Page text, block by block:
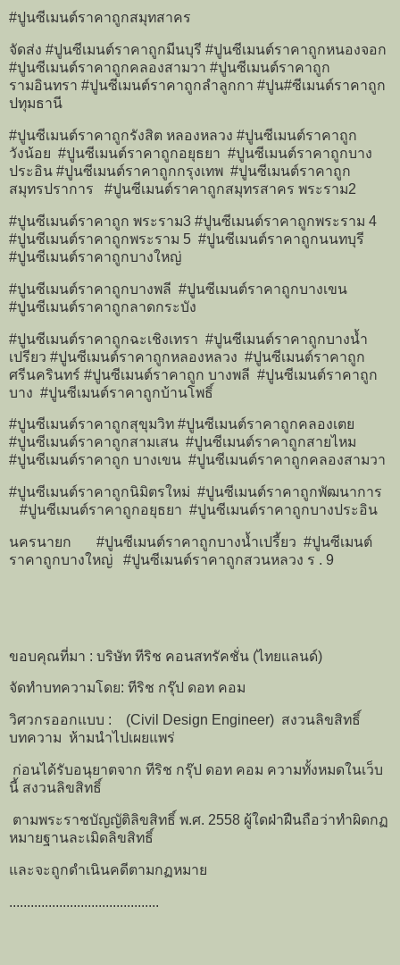
#ปูนซีเมนต์ราคาถูกสมุทสาคร
จัดส่ง #ปูนซีเมนต์ราคาถูกมีนบุรี #ปูนซีเมนต์ราคาถูกหนองจอก
#ปูนซีเมนต์ราคาถูกคลองสามวา #ปูนซีเมนต์ราคาถูก
รามอินทรา #ปูนซีเมนต์ราคาถูกลำลูกกา #ปูน#ซีเมนต์ราคาถูก
ปทุมธานี
#ปูนซีเมนต์ราคาถูกรังสิต หลองหลวง #ปูนซีเมนต์ราคาถูก
วังน้อย #ปูนซีเมนต์ราคาถูกอยุธยา #ปูนซีเมนต์ราคาถูกบาง
ประอิน #ปูนซีเมนต์ราคาถูกกรุงเทพ #ปูนซีเมนต์ราคาถูก
สมุทรปราการ #ปูนซีเมนต์ราคาถูกสมุทรสาคร พระราม2
#ปูนซีเมนต์ราคาถูก พระราม3 #ปูนซีเมนต์ราคาถูกพระราม 4
#ปูนซีเมนต์ราคาถูกพระราม 5 #ปูนซีเมนต์ราคาถูกนนทบุรี
#ปูนซีเมนต์ราคาถูกบางใหญ่
#ปูนซีเมนต์ราคาถูกบางพลี #ปูนซีเมนต์ราคาถูกบางเขน
#ปูนซีเมนต์ราคาถูกลาดกระบัง
#ปูนซีเมนต์ราคาถูกฉะเชิงเทรา #ปูนซีเมนต์ราคาถูกบางน้ำ
เปรียว #ปูนซีเมนต์ราคาถูกหลองหลวง #ปูนซีเมนต์ราคาถูก
ศรีนครินทร์ #ปูนซีเมนต์ราคาถูก บางพลี #ปูนซีเมนต์ราคาถูก
บาง #ปูนซีเมนต์ราคาถูกบ้านโพธิ์
#ปูนซีเมนต์ราคาถูกสุขุมวิท #ปูนซีเมนต์ราคาถูกคลองเตย
#ปูนซีเมนต์ราคาถูกสามเสน #ปูนซีเมนต์ราคาถูกสายไหม
#ปูนซีเมนต์ราคาถูก บางเขน #ปูนซีเมนต์ราคาถูกคลองสามวา
#ปูนซีเมนต์ราคาถูกนิมิตรใหม่ #ปูนซีเมนต์ราคาถูกพัฒนาการ
#ปูนซีเมนต์ราคาถูกอยุธยา #ปูนซีเมนต์ราคาถูกบางประอิน
นครนายก #ปูนซีเมนต์ราคาถูกบางน้ำเปรี้ยว #ปูนซีเมนต์
ราคาถูกบางใหญ่ #ปูนซีเมนต์ราคาถูกสวนหลวง ร . 9
ขอบคุณที่มา : บริษัท ทีริช คอนสทรัคชั่น (ไทยแลนด์)
จัดทำบทความโดย: ทีริช กรุ๊ป ดอท คอม
วิศวกรออกแบบ : (Civil Design Engineer) สงวนลิขสิทธิ์
บทความ ห้ามนำไปเผยแพร่
ก่อนได้รับอนุยาตจาก ทีริช กรุ๊ป ดอท คอม ความทั้งหมดในเว็บ
นี้ สงวนลิขสิทธิ์
ตามพระราชบัญญัติลิขสิทธิ์ พ.ศ. 2558 ผู้ใดฝ่าฝืนถือว่าทำผิดกฏ
หมายฐานละเมิดลิขสิทธิ์
และจะถูกดำเนินคดีตามกฏหมาย
..........................................